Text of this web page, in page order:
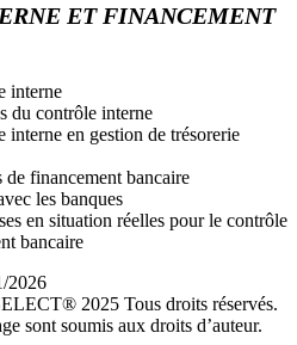
ET FINANCEMENT
interne
du contrôle interne
interne en gestion de trésorerie
financement bancaire
les banques
en situation réelles pour le contrôle
bancaire
2026
2025 Tous droits réservés.
sont soumis aux droits d’auteur.